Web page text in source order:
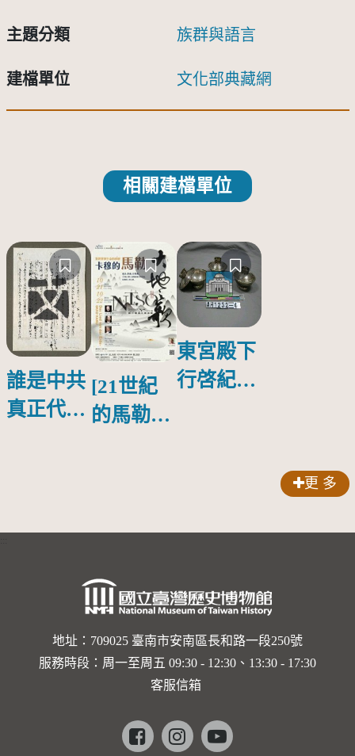
主題分類 族群與語言
建檔單位 文化部典藏網
相關建檔單位
誰是中共
真正代言
[21世紀
的馬勒、
的依戀—
勒大地之
歌]【對
世界與生
命的依戀
馬勒大地
東宮殿下
行啓紀念
更 多
地址：709025 臺南市安南區長和路一段250號
服務時段：周一至周五 09:30 - 12:30、13:30 - 17:30
客服信箱
Facebookinstagramyoutube